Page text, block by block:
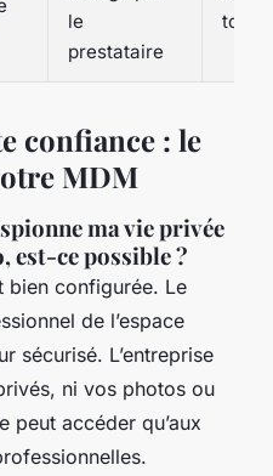
le
prestataire
tout
confiance : le
MDM
ma vie privée
est-ce possible ?
bien configurée. Le
de l’espace
sécurisé. L’entreprise
ni vos photos ou
peut accéder qu’aux